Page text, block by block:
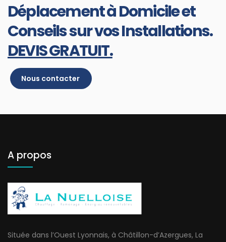
Déplacement à Domicile et
Conseils sur vos Installations.
DEVIS GRATUIT.
Nous contacter
A propos
Située dans l’Ouest Lyonnais, à Châtillon-d’Azergues, La